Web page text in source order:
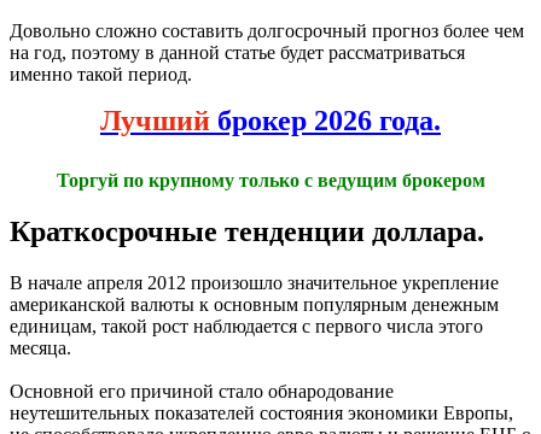
Довольно сложно составить долгосрочный прогноз более чем
на год, поэтому в данной статье будет рассматриваться
именно такой период.
Лучший брокер 2026 года.
Торгуй по крупному только с ведущим брокером
Краткосрочные тенденции доллара.
В начале апреля 2012 произошло значительное укрепление
американской валюты к основным популярным денежным
единицам, такой рост наблюдается с первого числа этого
месяца.
Основной его причиной стало обнародование
неутешительных показателей состояния экономики Европы,